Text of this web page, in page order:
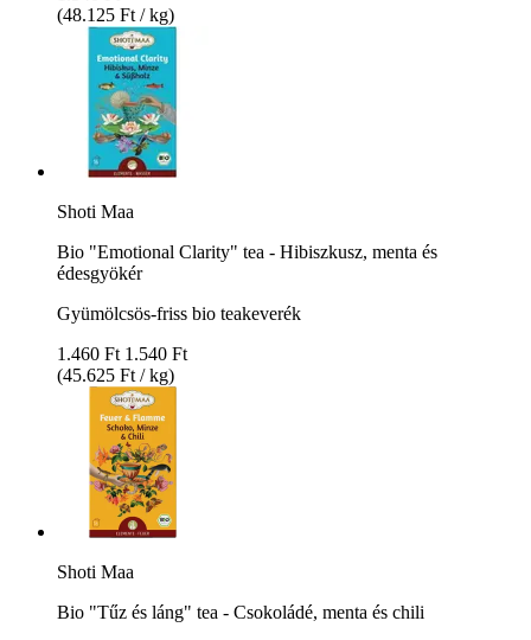
(48.125 Ft / kg)
Shoti Maa
Bio "Emotional Clarity" tea - Hibiszkusz, menta és
édesgyökér
Gyümölcsös-friss bio teakeverék
1.460 Ft 1.540 Ft
(45.625 Ft / kg)
Shoti Maa
Bio "Tűz és láng" tea - Csokoládé, menta és chili